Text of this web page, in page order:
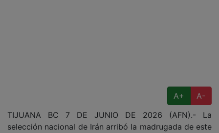
A+
A-
TIJUANA BC 7 DE JUNIO DE 2026 (AFN).- La
selección nacional de Irán arribó la madrugada de este